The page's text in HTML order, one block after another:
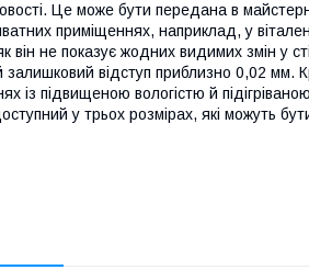
Це може бути передана в
приміщеннях, наприклад, у
він не показує жодних видимих змін у
залишковий відступ приблизно 0,02 мм.
із підвищеною вологістю й
у трьох розмірах, які можуть